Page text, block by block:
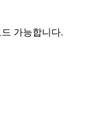
가능합니다.